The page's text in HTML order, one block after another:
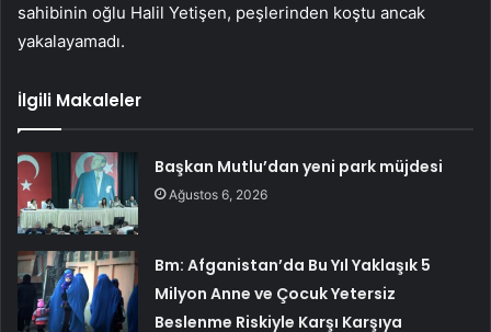
sahibinin oğlu Halil Yetişen, peşlerinden koştu ancak
yakalayamadı.
İlgili Makaleler
Başkan Mutlu’dan yeni park müjdesi
Ağustos 6, 2026
Bm: Afganistan’da Bu Yıl Yaklaşık 5
Milyon Anne ve Çocuk Yetersiz
Beslenme Riskiyle Karşı Karşıya